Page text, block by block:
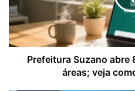
Prefeitura Suzano abre
áreas; veja